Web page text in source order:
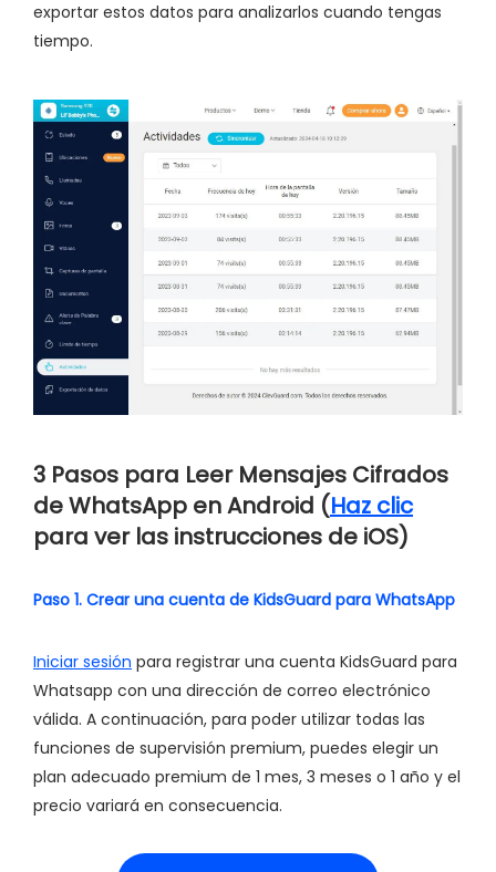
exportar estos datos para analizarlos cuando tengas
tiempo.
3 Pasos para Leer Mensajes Cifrados
de WhatsApp enAndroid (Haz clic
para ver las instrucciones de iOS)
Paso 1. Crear una cuenta de KidsGuard para WhatsApp
Iniciar sesión para registrar una cuenta KidsGuard para
Whatsapp con una dirección de correo electrónico
válida. A continuación, para poder utilizar todas las
funciones de supervisión premium, puedes elegir un
plan adecuado premium de 1 mes, 3 meses o 1 año y el
precio variará en consecuencia.